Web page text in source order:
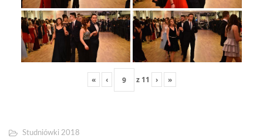
« ‹ z 11 › »
Studniówki 2018